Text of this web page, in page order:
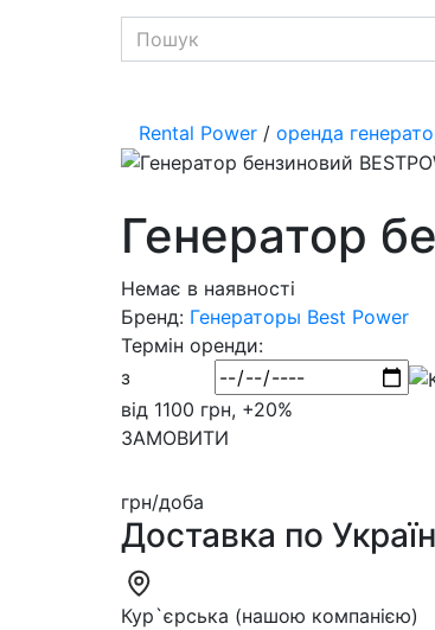
Rental Power / оренда
Генератор
Немає в наявності
Бренд: Генераторы Best Power
Термін оренди:
з
від 1100 грн, +20%
ЗАМОВИТИ
грн/доба
Доставка по
Кур`єрська (нашою компанією)